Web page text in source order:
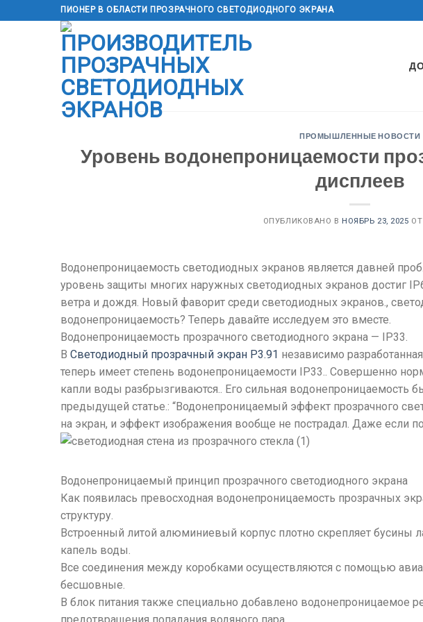
к
ПИОНЕР В ОБЛАСТИ ПРОЗРАЧНОГО СВЕТОДИОДНОГО ЭКРАНА
ПРОМЫШЛЕННЫЕ НОВОСТИ
Уровень водонепроницаемости
дисплеев
ОПУБЛИКОВАНО В НОЯБРЬ 23, 2025 ОТ
Водонепроницаемость светодиодных экранов является давней
уровень защиты многих наружных светодиодных экранов достиг
ветра и дождя. Новый фаворит среди светодиодных экранов.,
водонепроницаемость? Теперь давайте исследуем это вместе.
Водонепроницаемость прозрачного светодиодного экрана — IP33.
В Светодиодный прозрачный экран P3.91 независимо
теперь имеет степень водонепроницаемости IP33.. Совершенно
капли воды разбрызгиваются.. Его сильная водонепроницаемость
предыдущей статье.: “Водонепроницаемый эффект прозрачного
на экран, и эффект изображения вообще не пострадал. Даже если
Водонепроницаемый принцип прозрачного светодиодного экрана
Как появилась превосходная водонепроницаемость прозрачных
структуру.
Встроенный литой алюминиевый корпус плотно скрепляет бусины
капель воды.
Все соединения между коробками осуществляются с помощью
бесшовные.
В блок питания также специально добавлено водонепроницаемое
предотвращения попадания водяного пара..